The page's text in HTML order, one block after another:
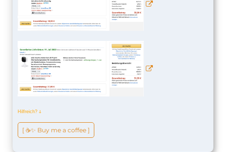
Hilfreich? ↆ
[ ☕️✨ Buy me a coffee ]